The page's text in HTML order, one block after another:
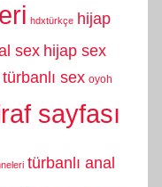
hdxtürkçe hijap
sex hijap sex
sex oyoh
sayfası
türbanlı anal